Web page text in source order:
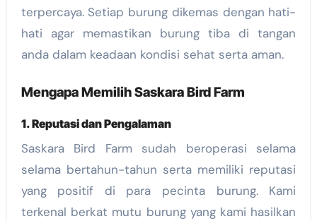
terpercaya. Setiap burung dikemas dengan hati-
hati agar memastikan burung tiba di tangan
anda dalam keadaan kondisi sehat serta aman.
Mengapa Memilih Saskara Bird Farm
1. Reputasi dan Pengalaman
Saskara Bird Farm sudah beroperasi selama
selama bertahun-tahun serta memiliki reputasi
yang positif di para pecinta burung. Kami
terkenal berkat mutu burung yang kami hasilkan